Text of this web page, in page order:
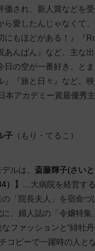
価され、新人賞などを
ら愛したんじゃなくて
にもほどがある！』『
あんぱん』など。主な
日の空が一番好き、と
』『旅と日々』など。
本アカデミー賞最優秀
子 （もり・てるこ）
ルは、 斎藤輝子(さい
）】
…大病院を経営す
の「院長夫人」を宿命づ
、婦人誌の「令嬢特集
ファッションと“緋牡
コピーで一躍時の人と